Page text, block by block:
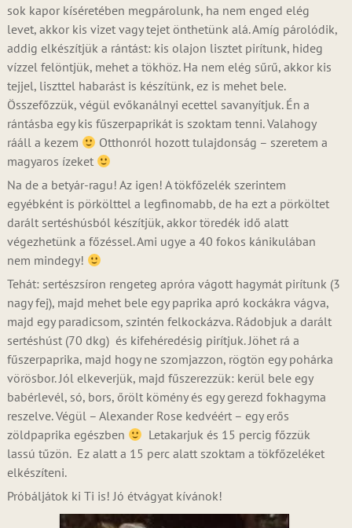
sok kapor kíséretében megpárolunk, ha nem enged elég
levet, akkor kis vizet vagy tejet önthetünk alá. Amíg párolódik,
addig elkészítjük a rántást: kis olajon lisztet pirítunk, hideg
vízzel felöntjük, mehet a tökhöz. Ha nem elég sűrű, akkor kis
tejjel, liszttel habarást is készítünk, ez is mehet bele.
Összefőzzük, végül evőkanálnyi ecettel savanyítjuk. Én a
rántásba egy kis fűszerpaprikát is szoktam tenni. Valahogy
rááll a kezem
Otthonról hozott tulajdonság – szeretem a
magyaros ízeket
Na de a betyár-ragu! Az igen! A tökfőzelék szerintem
egyébként is pörkölttel a legfinomabb, de ha ezt a pörköltet
darált sertéshúsból készítjük, akkor töredék idő alatt
végezhetünk a főzéssel. Ami ugye a 40 fokos kánikulában
nem mindegy!
Tehát: sertészsíron rengeteg apróra vágott hagymát pirítunk (3
nagy fej), majd mehet bele egy paprika apró kockákra vágva,
majd egy paradicsom, szintén felkockázva. Rádobjuk a darált
sertéshúst (70 dkg) és kifehéredésig pirítjuk. Jöhet rá a
fűszerpaprika, majd hogy ne szomjazzon, rögtön egy pohárka
vörösbor. Jól elkeverjük, majd fűszerezzük: kerül bele egy
babérlevél, só, bors, őrölt kömény és egy gerezd fokhagyma
reszelve. Végül – Alexander Rose kedvéért – egy erős
zöldpaprika egészben
Letakarjuk és 15 percig főzzük
lassú tűzön. Ez alatt a 15 perc alatt szoktam a tökfőzeléket
elkészíteni.
Próbáljátok ki Ti is! Jó étvágyat kívánok!